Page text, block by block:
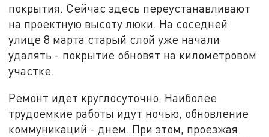
покрытия. Сейчас здесь переустанавливают
на проектную высоту люки. На соседней
улице 8 марта старый слой уже начали
удалять - покрытие обновят на километровом
участке.
Ремонт идет круглосуточно. Наиболее
трудоемкие работы идут ночью, обновление
коммуникаций - днем. При этом, проезжая